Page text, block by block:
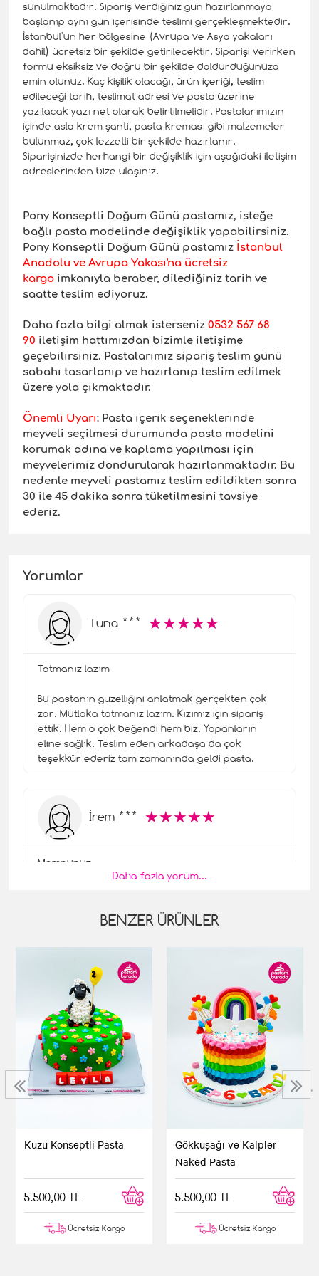
sunulmaktadır. Sipariş verdiğiniz gün hazırlanmaya
başlanıp aynı gün içerisinde teslimi gerçekleşmektedir.
İstanbul'un her bölgesine (Avrupa ve Asya yakaları
dahil) ücretsiz bir şekilde getirilecektir. Siparişi verirken
formu eksiksiz ve doğru bir şekilde doldurduğunuza
emin olunuz. Kaç kişilik olacağı, ürün içeriği, teslim
edileceği tarih, teslimat adresi ve pasta üzerine
yazılacak yazı net olarak belirtilmelidir. Pastalarımızın
içinde asla krem şanti, pasta kreması gibi malzemeler
bulunmaz, çok lezzetli bir şekilde hazırlanır.
Siparişinizde herhangi bir değişiklik için aşağıdaki iletişim
adreslerinden bize ulaşınız.
Pony Konseptli Doğum Günü pastamız, isteğe
bağlı pasta modelinde değişiklik yapabilirsiniz.
Pony Konseptli Doğum Günü pastamız İstanbul
Anadolu ve Avrupa Yakası'na ücretsiz
kargo imkanıyla beraber, dilediğiniz tarih ve
saatte teslim ediyoruz.
Daha fazla bilgi almak isterseniz 0532 567 68
90 iletişim hattımızdan bizimle iletişime
geçebilirsiniz. Pastalarımız sipariş teslim günü
sabahı tasarlanıp ve hazırlanıp teslim edilmek
üzere yola çıkmaktadır.
Önemli Uyarı: Pasta içerik seçeneklerinde
meyveli seçilmesi durumunda pasta modelini
korumak adına ve kaplama yapılması için
meyvelerimiz dondurularak hazırlanmaktadır. Bu
nedenle meyveli pastamız teslim edildikten sonra
30 ile 45 dakika sonra tüketilmesini tavsiye
ederiz.
Yorumlar
Tuna *** ☆☆☆☆☆
★★★★★
Tatmanız lazım
Bu pastanın güzelliğini anlatmak gerçekten çok
zor. Mutlaka tatmanız lazım. Kızımız için sipariş
ettik. Hem o çok beğendi hem biz. Yapanların
eline sağlık. Teslim eden arkadaşa da çok
teşekkür ederiz tam zamanında geldi pasta.
İrem *** ☆☆☆☆☆
★★★★★
Memnunuz
arkadaşımız tavsiye etmişti. İyi ki onu dinlemişiz.
vermekle akıllılık ettik.
Beril *** ☆☆
★★
Pastayı beğendik
Pastayı gerçekten çok beğendik. Ellerinize sağlık.
Seçimimizden çok memnun kaldık. Butik pastayı
Pastamburadayı öneriyorum.
Davut *** ☆ ☆☆☆
★ ★★★
Ellerinize sağlık
Daha fazla yorum...
BENZER ÜRÜNLER
Kuzu Konseptli Pasta
5.500,00 TL
Ücretsiz Kargo
Gökkuşağı ve Kalpler
Naked Pasta
5.500,00 TL
Ücretsiz Kargo
‹ ›